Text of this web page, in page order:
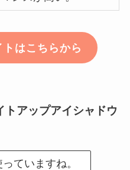
はこちらから
トアップアイシャドウ
ていますね。